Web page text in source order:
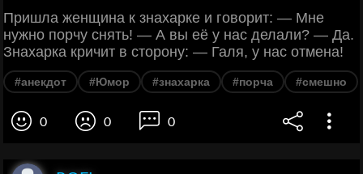
Пришла женщина к знахарке и говорит: — Мне
нужно порчу снять! — А вы её у нас делали? — Да.
Знахарка кричит в сторону: — Галя, у нас отмена!
#анекдот #Юмор #знахарка #порча #смешно
0 0 0